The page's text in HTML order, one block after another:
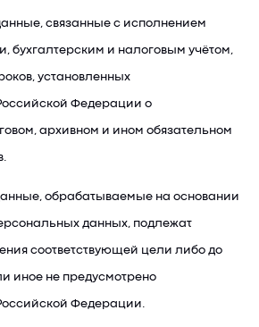
связанные с исполнением
бухгалтерским и налоговым учётом,
установленных
Федерации о
архивном и ином обязательном
обрабатываемые на основании
данных, подлежат
соответствующей цели либо до
иное не предусмотрено
Федерации.